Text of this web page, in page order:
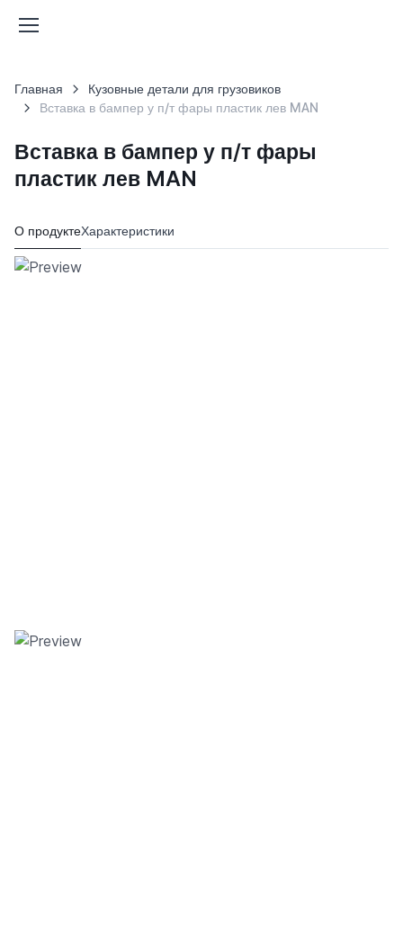
Главная
Кузовные детали для грузовиков
Вставка в бампер у п/т фары пластик лев MAN
Вставка в бампер у п/т фары
пластик лев MAN
О продуктеХарактеристики